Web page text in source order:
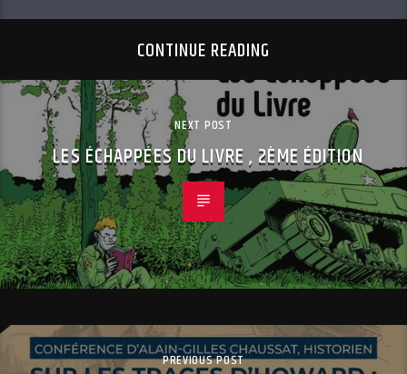
CONTINUE READING
NEXT POST
LES ÉCHAPPÉES DU LIVRE , 2ÈME ÉDITION
PREVIOUS POST